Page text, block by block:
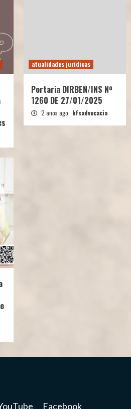
atualidades jurídicas
Portaria DIRBEN/INS Nº
1260 DE 27/01/2025
2 anos ago bfsadvocacia
Facebook